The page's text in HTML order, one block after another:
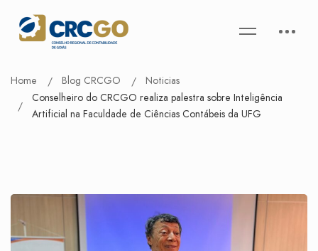
Home Blog CRCGO
Noticias
Conselheiro do CRCGO realiza palestra sobre Inteligência
Artificial na Faculdade de Ciências Contábeis da UFG